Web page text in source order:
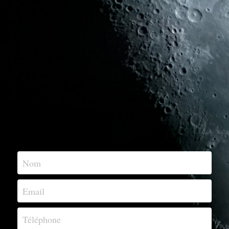
Nom
Email
Téléphone